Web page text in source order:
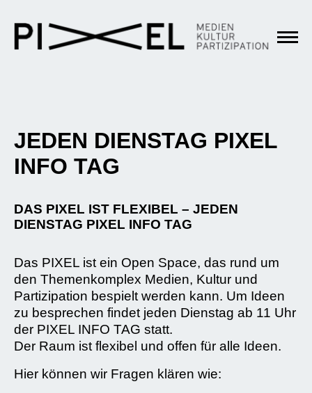
JEDEN DIENSTAG PIXEL
INFO TAG
DAS PIXEL IST FLEXIBEL – JEDEN
DIENSTAG PIXEL INFO TAG
Das PIXEL ist ein Open Space, das rund um
den Themenkomplex Medien, Kultur und
Partizipation bespielt werden kann. Um Ideen
zu besprechen findet jeden Dienstag ab 11 Uhr
der PIXEL INFO TAG statt.
Der Raum ist flexibel und offen für alle Ideen.
Hier können wir Fragen klären wie: